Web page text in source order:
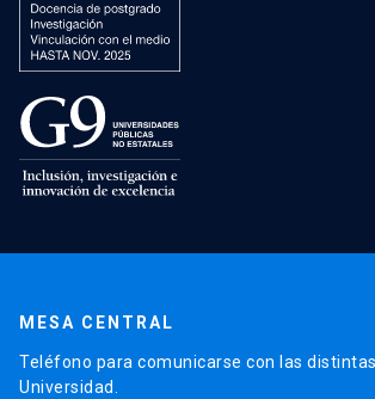
MESA CENTRAL
Teléfono para comunicarse con las
Universidad.